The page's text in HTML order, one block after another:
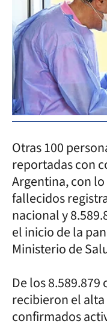
Otras 100
reportadas con
Argentina, con
fallecidos
nacional y
el inicio de la
Ministerio de
De los
recibieron el alta
confirmados